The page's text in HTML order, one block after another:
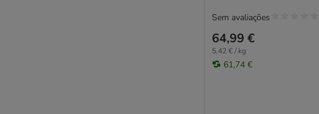
64,99 €
5,42 € / kg
61,74 €
Sem avaliações